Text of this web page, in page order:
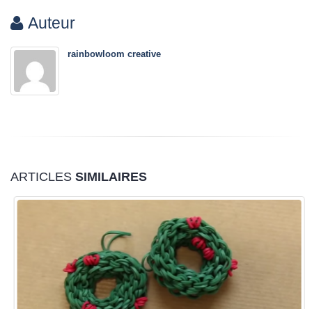
Auteur
rainbowloom creative
ARTICLES SIMILAIRES